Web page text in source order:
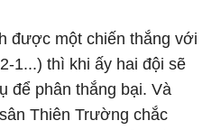
được một chiến thắng với
1...) thì khi ấy hai đội sẽ
để phân thắng bại. Và
Thiên Trường chắc